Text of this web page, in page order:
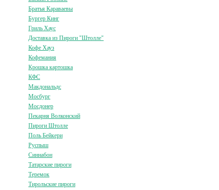
Братья Караваевы
Бургер Кинг
Гриль Хаус
Доставка из Пироги "Штолле"
Кофе Хауз
Кофемания
Крошка картошка
КФС
Макдональдс
Мосбург
Мосдонер
Пекарня Волконский
Пироги Штолле
Поль Бейкери
Руспыш
Синнабон
Татарские пироги
Теремок
Тирольские пироги